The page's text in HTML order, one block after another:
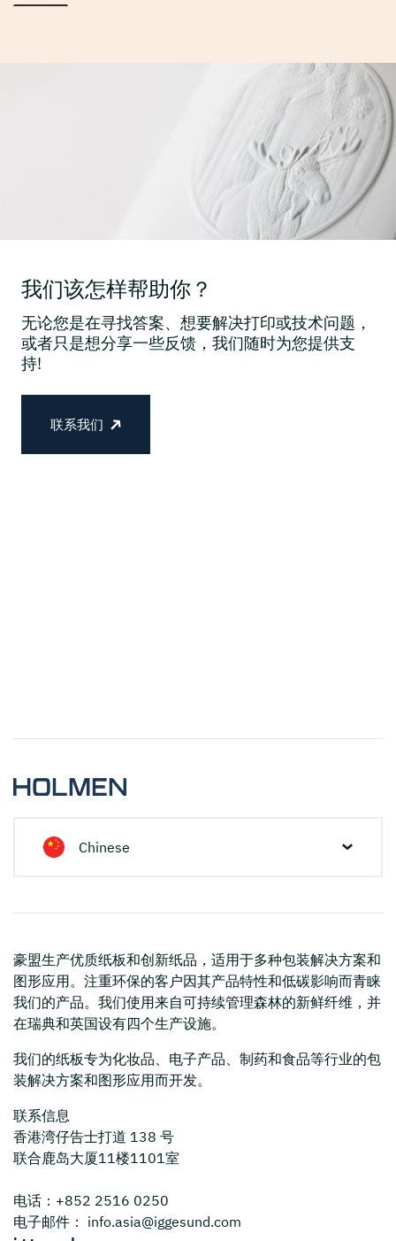
我们该怎样帮助你？
无论您是在寻找答案、想要解决打印或技术问题，
或者只是想分享一些反馈，我们随时为您提供支
持!
联系我们
Chinese
豪盟生产优质纸板和创新纸品，适用于多种包装解决方案和
图形应用。注重环保的客户因其产品特性和低碳影响而青睐
我们的产品。我们使用来自可持续管理森林的新鲜纤维，并
在瑞典和英国设有四个生产设施。
我们的纸板专为化妆品、电子产品、制药和食品等行业的包
装解决方案和图形应用而开发。
联系信息
香港湾仔告士打道 138 号
联合鹿岛大厦11楼1101室
电话：+852 2516 0250
电子邮件： info.asia@iggesund.com